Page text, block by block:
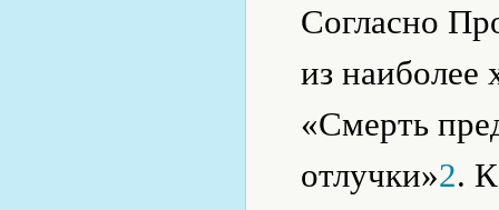
Согласно
из наиболее
«Смерть
отлучки»2.